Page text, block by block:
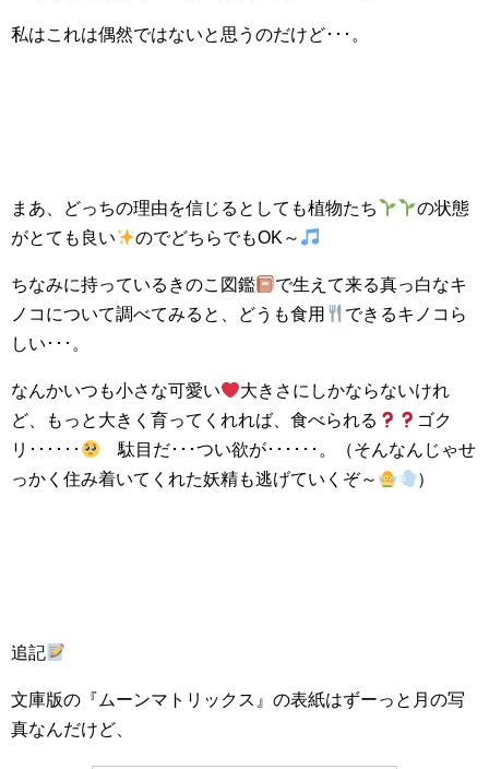
私はこれは偶然ではないと思うのだけど･･･。
まあ、どっちの理由を信じるとしても植物たち
の状態
がとても良い
のでどちらでもOK～
ちなみに持っているきのこ図鑑
で生えて来る真っ白なキ
ノコについて調べてみると、どうも食用
できるキノコら
しい･･･。
なんかいつも小さな可愛い
大きさにしかならないけれ
ど、もっと大きく育ってくれれば、食べられる
ゴク
リ･･････
駄目だ･･･つい欲が･･････。（そんなんじゃせ
っかく住み着いてくれた妖精も逃げていくぞ～
）
追記
文庫版の『ムーンマトリックス』の表紙はずーっと月の写
真なんだけど、